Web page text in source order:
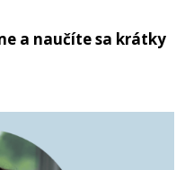
a naučíte sa krátky